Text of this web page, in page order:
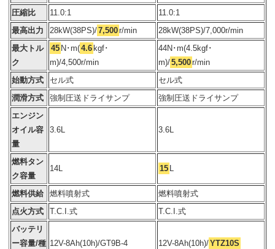
圧縮比 11.0:1
11.0:1
最高出力
28kW(38PS)/7,500r/min
28kW(38PS)/7,000r/min
最大トル
ク
45 N･m(4.6 kgf･
m)/4,500r/min
44N･m(4.5kgf･
m)/5,500r/min
始動方式
セル式
セル式
潤滑方式
強制圧送ドライサンプ
強制圧送ドライサンプ
エンジン
オイル容
量
3.6L 3.6L
燃料タン
ク容量
14L 15 L
燃料供給 燃料噴射式
燃料噴射式
点火方式
T.C.I.式
T.C.I.式
バッテリ
ー容量/種 12V-8Ah(10h)/GT9B-4 12V-8Ah(10h)/YTZ10S